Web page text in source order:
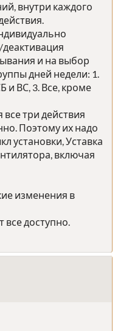
внутри каждого
деактивация
и на выбор
дней недели: 1.
и ВС, 3. Все, кроме
три действия
Поэтому их надо
установки, Уставка
включая
изменения в
доступно.